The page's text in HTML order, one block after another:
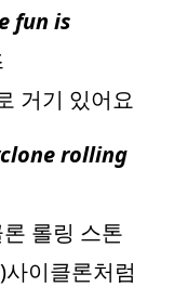
fun is
거기 있어요
rolling
롤링 스톤
이클론처럼